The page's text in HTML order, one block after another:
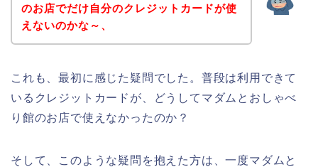
のお店でだけ自分のクレジットカードが使
えないのかな～、
これも、最初に感じた疑問でした。普段は利用できて
いるクレジットカードが、どうしてマダムとおしゃべ
り館のお店で使えなかったのか？
そして、このような疑問を抱えた方は、一度マダムと